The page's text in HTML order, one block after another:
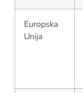
Europska
Unija